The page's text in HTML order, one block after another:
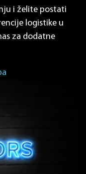
i želite postati
logistike u
za dodatne